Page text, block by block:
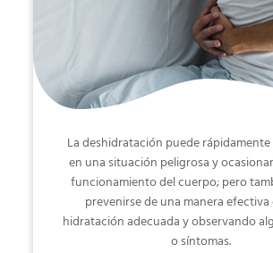
La deshidratación puede
en una situación peligrosa y
funcionamiento del cuerpo; pero
prevenirse de una manera
hidratación adecuada y observando
o síntomas.